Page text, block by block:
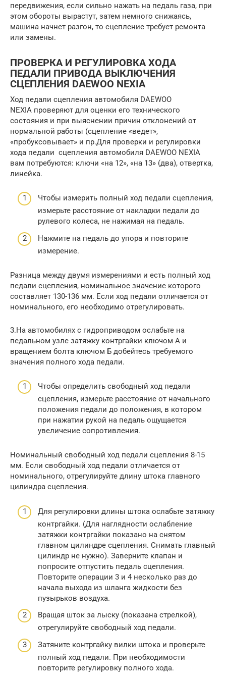
передвижения, если сильно нажать на педаль газа, при
этом обороты вырастут, затем немного снижаясь,
машина начнет разгон, то сцепление требует ремонта
или замены.
ПРОВЕРКА И РЕГУЛИРОВКА ХОДА
ПЕДАЛИ ПРИВОДА ВЫКЛЮЧЕНИЯ
СЦЕПЛЕНИЯ DAEWOO NEXIA
Ход педали сцепления автомобиля DAEWOO
NEXIA проверяют для оценки его технического
состояния и при выяснении причин отклонений от
нормальной работы (сцепление «ведет»,
«пробуксовывает» и пр.Для проверки и регулировки
хода педали сцепления автомобиля DAEWOO NEXIA
вам потребуются: ключи «на 12», «на 13» (два), отвертка,
линейка.
Чтобы измерить полный ход педали сцепления,
измерьте расстояние от накладки педали до
рулевого колеса, не нажимая на педаль.
Нажмите на педаль до упора и повторите
измерение.
Разница между двумя измерениями и есть полный ход
педали сцепления, номинальное значение которого
составляет 130-136 мм. Если ход педали отличается от
номинального, его необходимо отрегулировать.
3.На автомобилях с гидроприводом ослабьте на
педальном узле затяжку контргайки ключом А и
вращением болта ключом Б добейтесь требуемого
значения полного хода педали.
Чтобы определить свободный ход педали
сцепления, измерьте расстояние от начального
положения педали до положения, в котором
при нажатии рукой на педаль ощущается
увеличение сопротивления.
Номинальный свободный ход педали сцепления 8-15
мм. Если свободный ход педали отличается от
номинального, отрегулируйте длину штока главного
цилиндра сцепления.
Для регулировки длины штока ослабьте затяжку
контргайки. (Для наглядности ослабление
затяжки контргайки показано на снятом
главном цилиндре сцепления. Снимать главный
цилиндр не нужно). Заверните клапан и
попросите отпустить педаль сцепления.
Повторите операции 3 и 4 несколько раз до
начала выхода из шланга жидкости без
пузырьков воздуха.
Вращая шток за лыску (показана стрелкой),
отрегулируйте свободный ход педали.
Затяните контргайку вилки штока и проверьте
полный ход педали. При необходимости
повторите регулировку полного хода.